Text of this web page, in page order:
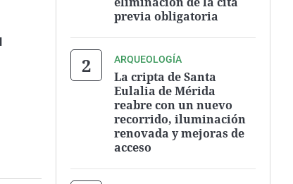
previa obligatoria
ARQUEOLOGÍA
La cripta de Santa
Eulalia de Mérida
reabre con un nuevo
recorrido, iluminación
renovada y mejoras de
acceso